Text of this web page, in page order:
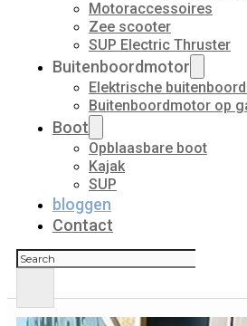
Motoraccessoires
Zee scooter
SUP Electric Thruster
Buitenboordmotor
Elektrische
Buitenboordmotor op
Boot
Opblaasbare boot
Kajak
SUP
bloggen
Contact
Zoeken